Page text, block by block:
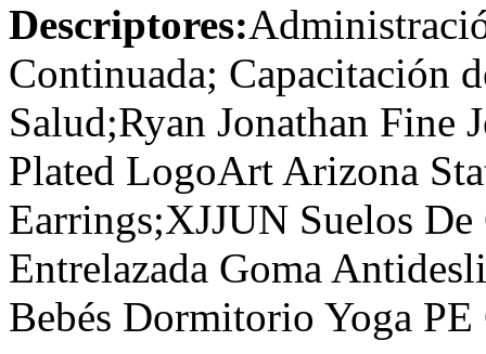
Descriptores:
Continuada; Capacitación
Salud;Ryan Jonathan
Plated LogoArt Arizona
Earrings;XJJUN Suelos
Entrelazada Goma
Bebés Dormitorio Yoga